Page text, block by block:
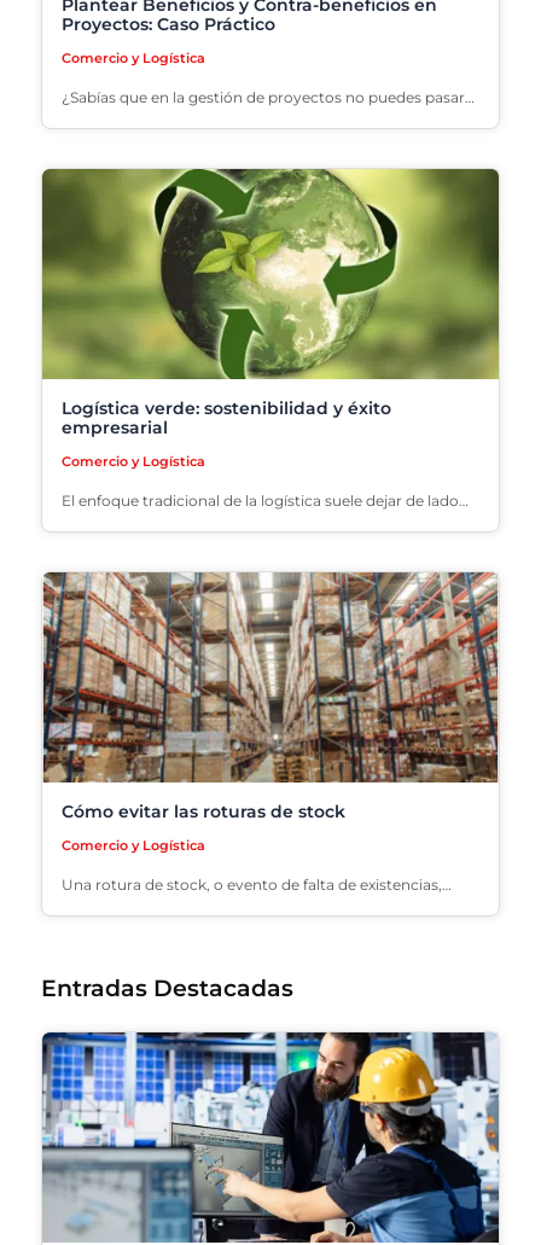
Plantear Beneficios y Contra-beneficios en
Proyectos: Caso Práctico
Comercio y Logística
¿Sabías que en la gestión de proyectos no puedes pasar…
Logística verde: sostenibilidad y éxito
empresarial
Comercio y Logística
El enfoque tradicional de la logística suele dejar de lado…
Cómo evitar las roturas de stock
Comercio y Logística
Una rotura de stock, o evento de falta de existencias,…
Entradas Destacadas